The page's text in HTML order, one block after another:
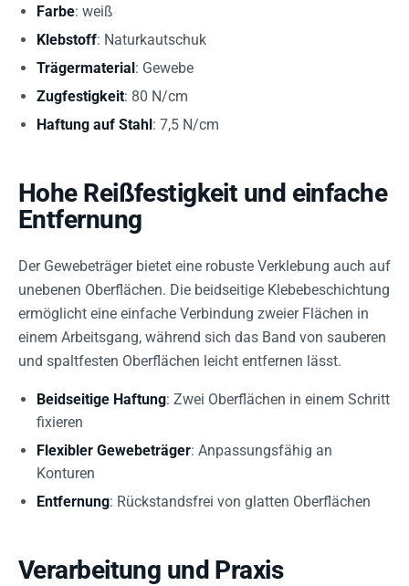
Farbe: weiß
Klebstoff: Naturkautschuk
Trägermaterial: Gewebe
Zugfestigkeit: 80 N/cm
Haftung auf Stahl: 7,5 N/cm
Hohe Reißfestigkeit und einfache
Entfernung
Der Gewebeträger bietet eine robuste Verklebung auch auf
unebenen Oberflächen. Die beidseitige Klebebeschichtung
ermöglicht eine einfache Verbindung zweier Flächen in
einem Arbeitsgang, während sich das Band von sauberen
und spaltfesten Oberflächen leicht entfernen lässt.
Beidseitige Haftung: Zwei Oberflächen in einem Schritt
fixieren
Flexibler Gewebeträger: Anpassungsfähig an
Konturen
Entfernung: Rückstandsfrei von glatten Oberflächen
Verarbeitung und Praxis